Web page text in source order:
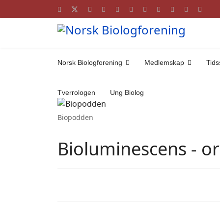
Norsk Biologforening Medlemskap
Tverrologen Ung Biolog
Biopodden
Bioluminescens -